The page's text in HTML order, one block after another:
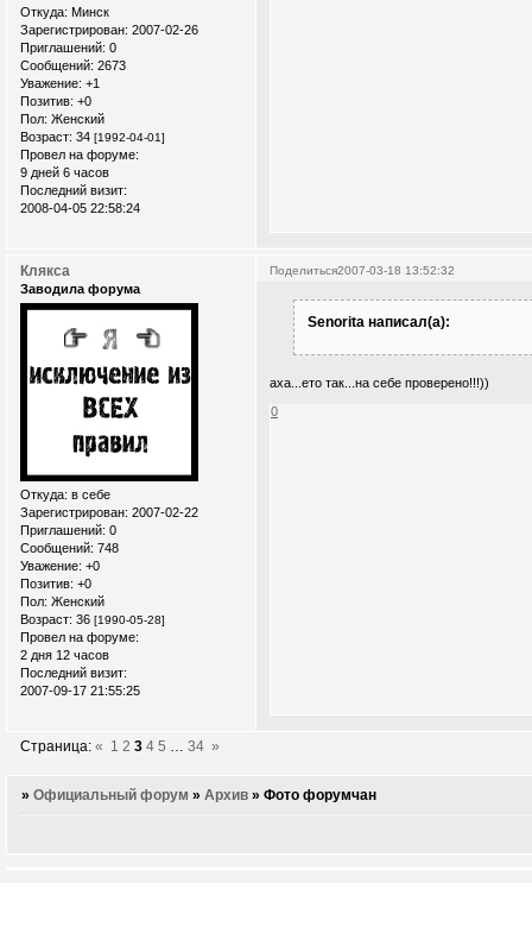
Откуда: Минск
Зарегистрирован: 2007-02-26
Приглашений: 0
Сообщений: 2673
Уважение: +1
Позитив: +0
Пол: Женский
Возраст: 34 [1992-04-01]
Провел на форуме:
9 дней 6 часов
Последний визит:
2008-04-05 22:58:24
Поделиться2007-03-18 13:52:32
Клякса
Заводила форума
Откуда: в себе
Зарегистрирован: 2007-02-22
Приглашений: 0
Сообщений: 748
Уважение: +0
Позитив: +0
Пол: Женский
Возраст: 36 [1990-05-28]
Провел на форуме:
2 дня 12 часов
Последний визит:
2007-09-17 21:55:25
Senorita написал(а):
аха...ето так...на себе проверено!!!))
0
Страница:« 1 2 3 4 5 34 »
»Официальный форум »Архив »Фото форумчан